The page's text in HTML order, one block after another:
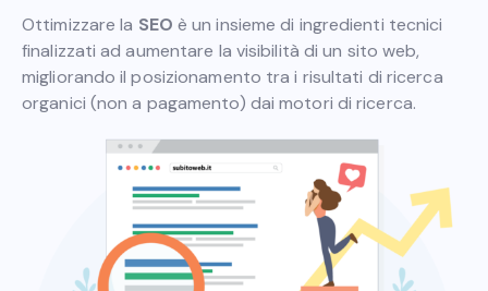
Ottimizzare la SEO è un insieme di ingredienti tecnici
finalizzati ad aumentare la visibilità di un sito web,
migliorando il posizionamento tra i risultati di ricerca
organici (non a pagamento) dai motori di ricerca.